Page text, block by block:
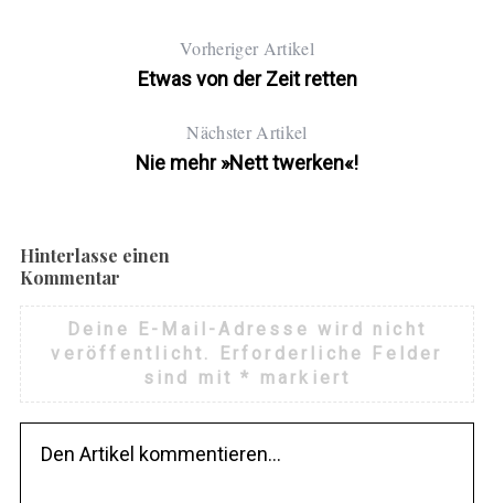
Vorheriger Artikel
Etwas von der Zeit retten
Nächster Artikel
Nie mehr »Nett twerken«!
Hinterlasse einen
Kommentar
Deine E-Mail-Adresse wird nicht
veröffentlicht.
Erforderliche Felder
sind mit* markiert